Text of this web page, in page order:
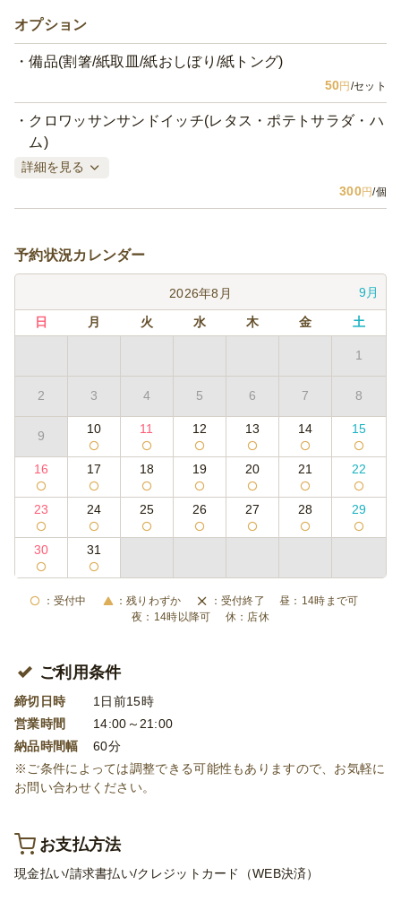
オプション
備品(割箸/紙取皿/紙おしぼり/紙トング)
50円 /セット
クロワッサンサンドイッチ(レタス・ポテトサラダ・ハ
ム)
詳細を見る
300円/個
予約状況カレンダー
2026年8月 9月
日 月 火 水 木 金 土
1
2 3 4 5 6 7 8
9 10 11 12 13 14 15
16 17 18 19 20 21 22
23 24 25 26 27 28 29
30 31
受付中 残りわずか 受付終了
14時まで可
14時以降可
店休
ご利用条件
締切日時
1日前15時
営業時間
14:00～21:00
納品時間幅
60分
※ご条件によっては調整できる可能性もありますので、お気軽に
お問い合わせください。
お支払方法
現金払い/請求書払い/クレジットカード（WEB決済）